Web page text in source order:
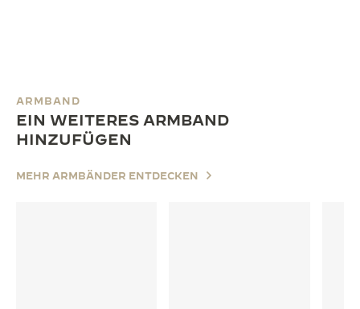
ARMBAND
EIN WEITERES ARMBAND
HINZUFÜGEN
MEHR ARMBÄNDER ENTDECKEN